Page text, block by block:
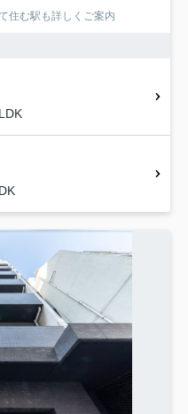
住む駅も詳しくご案内